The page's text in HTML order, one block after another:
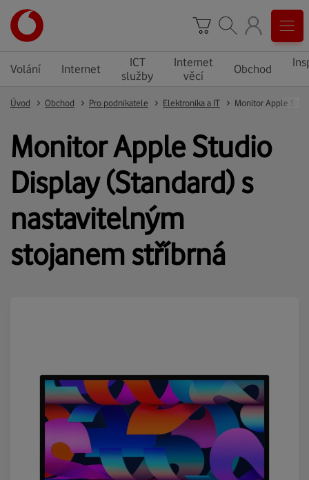
Volání Internet
ICT
služby
Internet
věcí
Obchod
Úvod Obchod Pro podnikatele Elektronika a IT
Monitor Apple Studio
Display (Standard) s
nastavitelným
stojanem stříbrná